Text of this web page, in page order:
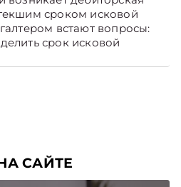
сроком исковой
встают вопросы:
срок исковой
это на
САЙТЕ